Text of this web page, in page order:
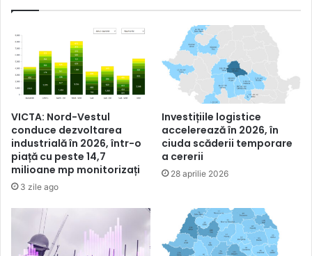
VICTA: Nord-Vestul
conduce dezvoltarea
industrială în 2026, într-o
piață cu peste 14,7
milioane mp monitorizați
3 zile ago
Investițiile logistice
accelerează în 2026, în
ciuda scăderii temporare
a cererii
28 aprilie 2026